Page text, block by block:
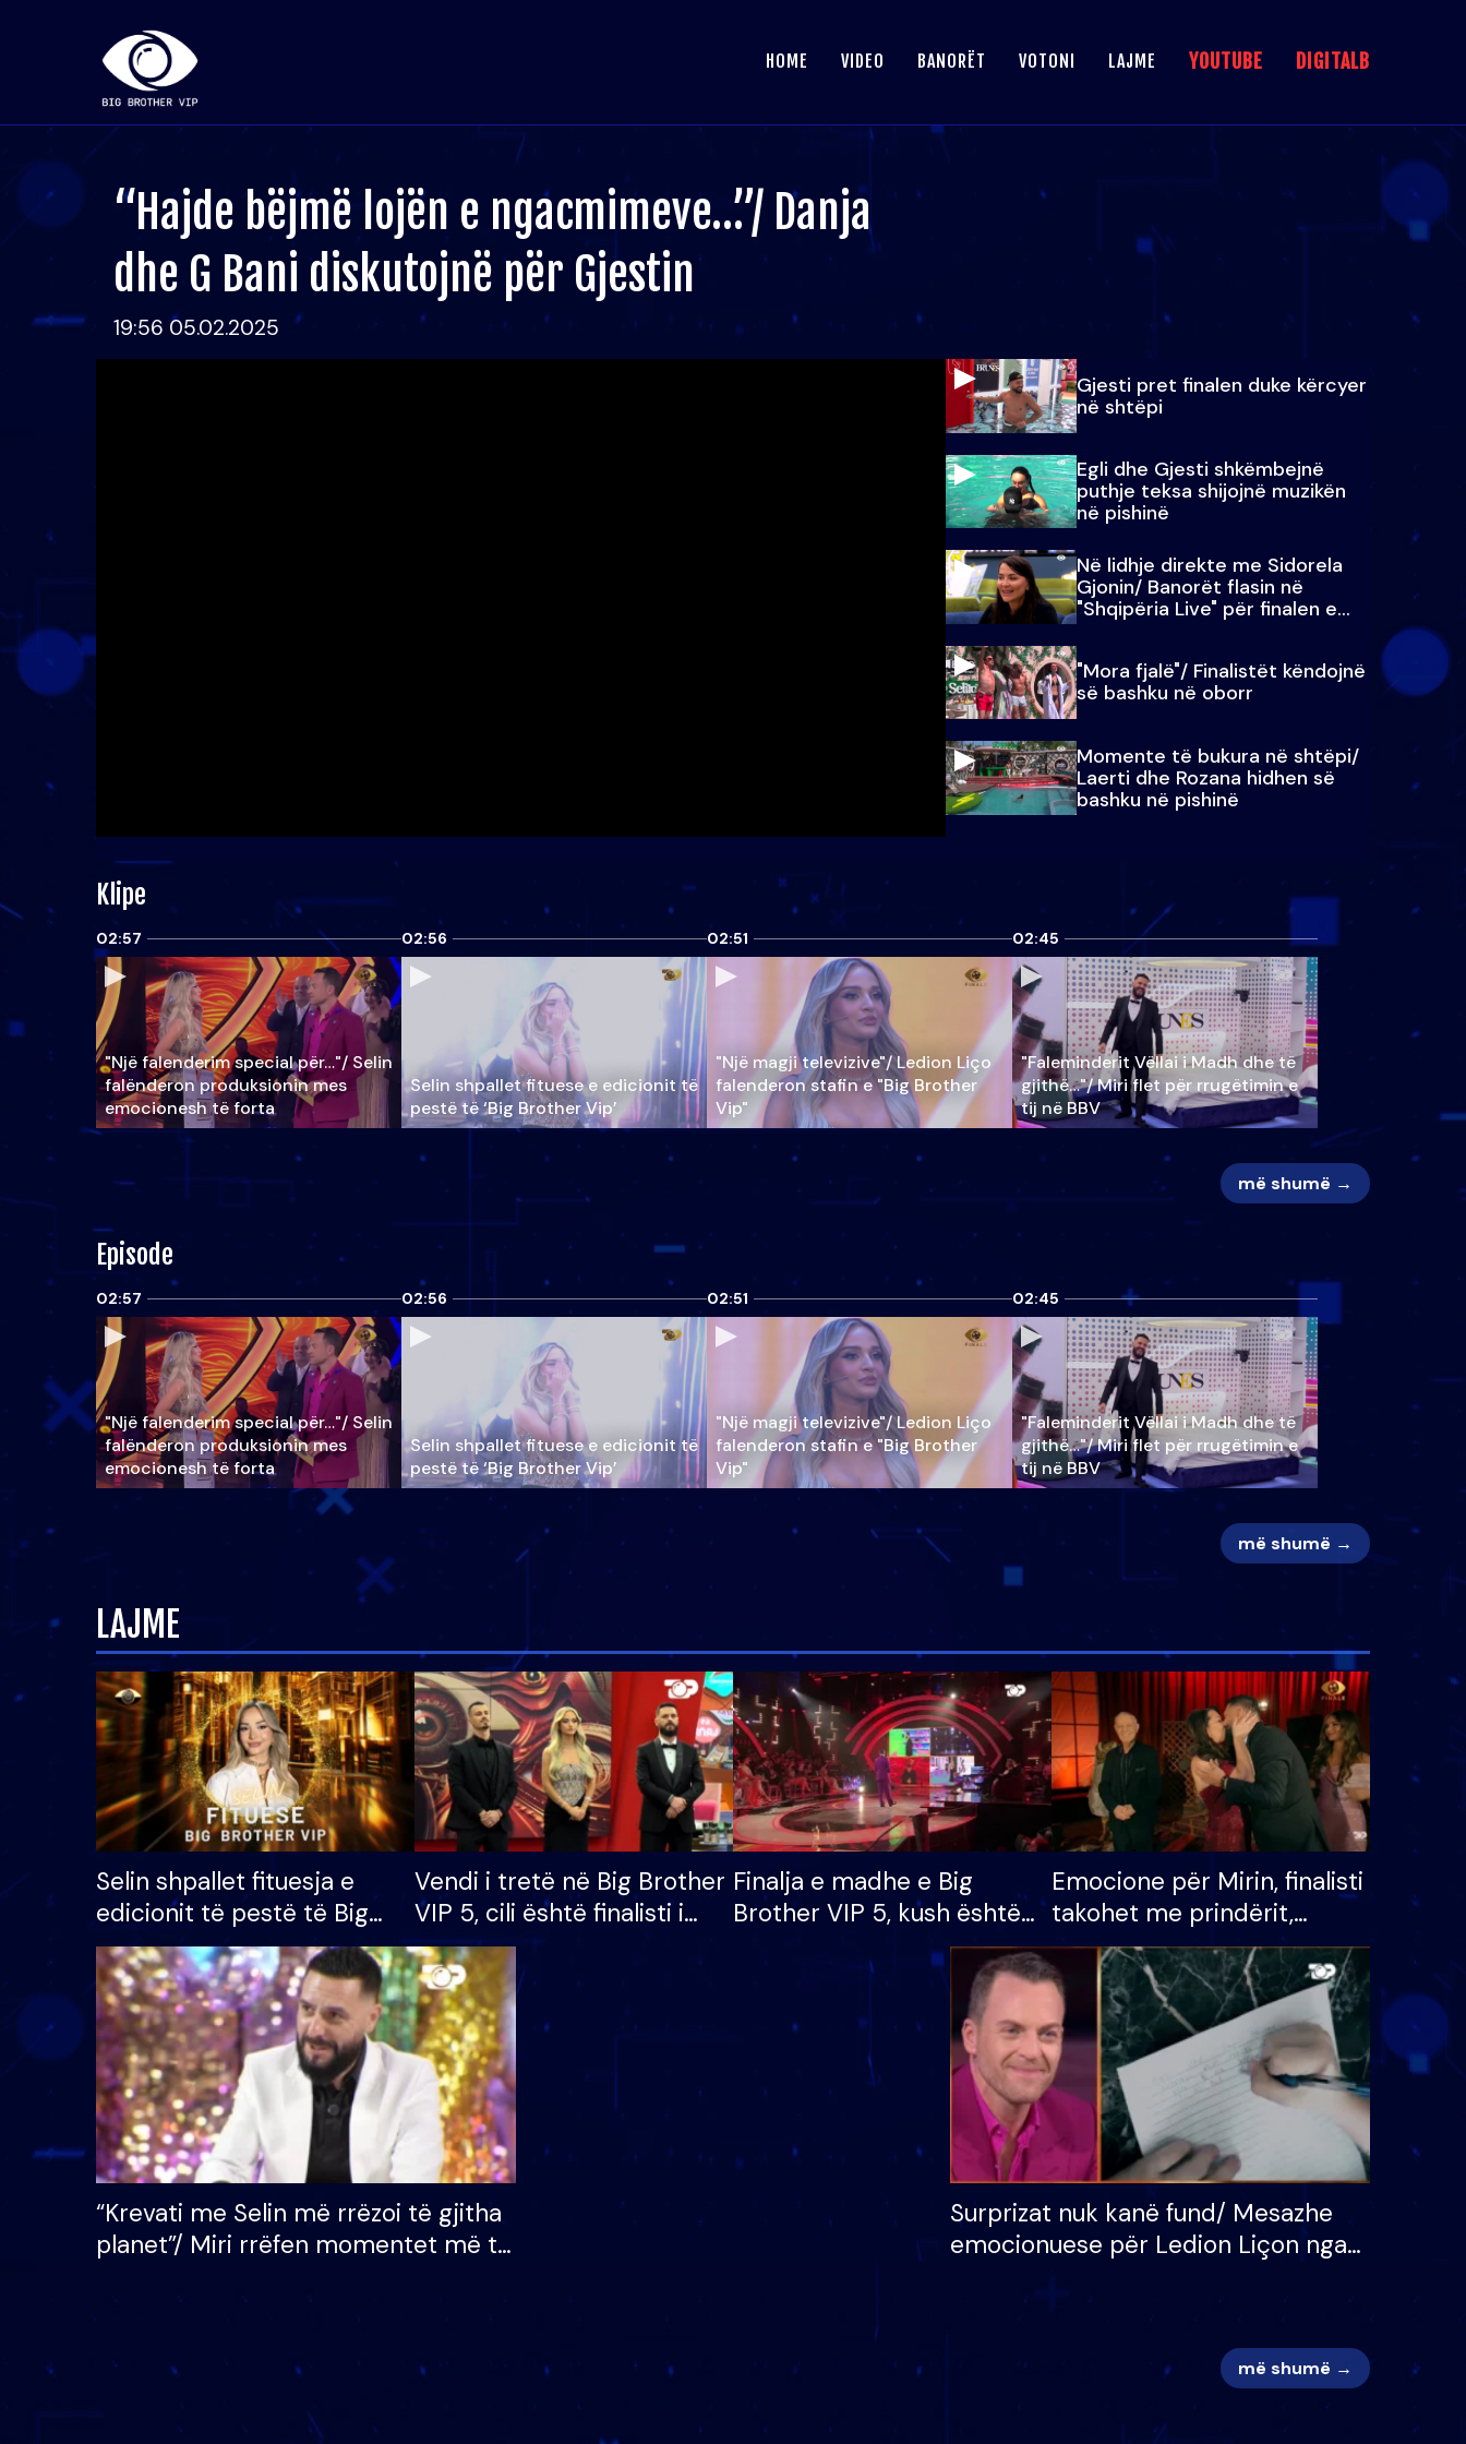
HOME VIDEO BANORËT VOTONI LAJME YOUTUBE DIGITALB
“Hajde bëjmë lojën e ngacmimeve…”/ Danja
dhe G Bani diskutojnë për Gjestin
19:56 05.02.2025
Gjesti pret finalen duke kërcyer
në shtëpi
Egli dhe Gjesti shkëmbejnë
puthje teksa shijojnë muzikën
në pishinë
Në lidhje direkte me Sidorela
Gjonin/ Banorët flasin në
"Shqipëria Live" për finalen e
madhe
"Mora fjalë"/ Finalistët këndojnë
së bashku në oborr
Momente të bukura në shtëpi/
Laerti dhe Rozana hidhen së
bashku në pishinë
Klipe
02:57
"Një falenderim special për…"/ Selin
falënderon produksionin mes
emocionesh të forta
02:56
Selin shpallet fituese e edicionit të
pestë të ‘Big Brother Vip’
02:51
"Një magji televizive"/ Ledion Liço
falenderon stafin e "Big Brother
Vip"
02:45
"Faleminderit Vëllai i Madh dhe të
gjithë…"/ Miri flet për rrugëtimin e
tij në BBV
më shumë →
Episode
02:57
"Një falenderim special për…"/ Selin
falënderon produksionin mes
emocionesh të forta
02:56
Selin shpallet fituese e edicionit të
pestë të ‘Big Brother Vip’
02:51
"Një magji televizive"/ Ledion Liço
falenderon stafin e "Big Brother
Vip"
02:45
"Faleminderit Vëllai i Madh dhe të
gjithë…"/ Miri flet për rrugëtimin e
tij në BBV
më shumë →
LAJME
Selin shpallet fituesja e
edicionit të pestë të Big
Brother VIP, rrëmben
çmimin e madh prej 100
mijë eurosh
Vendi i tretë në Big Brother
VIP 5, cili është finalisti i
radhës që lë shtëpinë
Finalja e madhe e Big
Brother VIP 5, kush është
banori i parë që lë shtëpinë
dhe humb mundësinë për
të fituar çmimin e madh
Emocione për Mirin, finalisti
takohet me prindërit,
vajzën dhe bashkëshorten:
S’kemi ndonjë letër divorci
apo jo?
“Krevati me Selin më rrëzoi të gjitha
planet”/ Miri rrëfen momentet më të
mungojë zilja e mëngjesit kur…
Surprizat nuk kanë fund/ Mesazhe
emocionuese për Ledion Liçon nga
më shumë →